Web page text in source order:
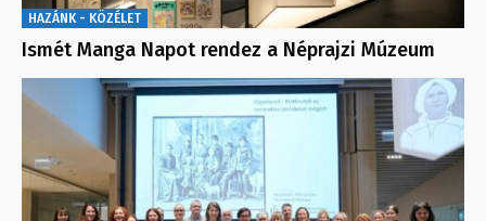
HAZÁNK - KÖZÉLET
Ismét Manga Napot rendez a Néprajzi Múzeum